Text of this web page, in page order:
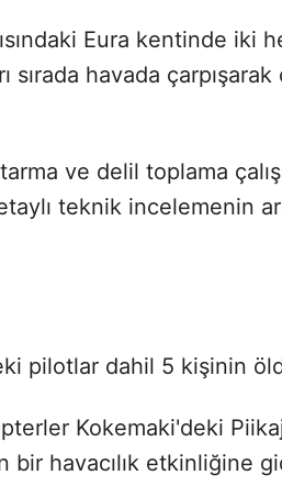
Eura kentinde iki
sırada havada
ve delil toplama
teknik incelemenin
pilotlar dahil 5 kişinin
Kokemaki'deki
havacılık etkinliğine